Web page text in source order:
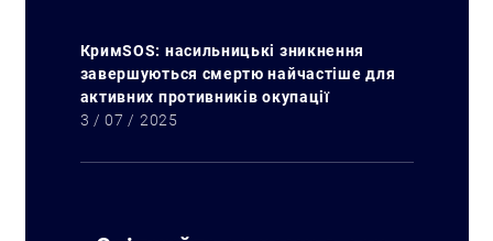
КримSOS: насильницькі зникнення
завершуються смертю найчастіше для
активних противників окупації
3 / 07 / 2025